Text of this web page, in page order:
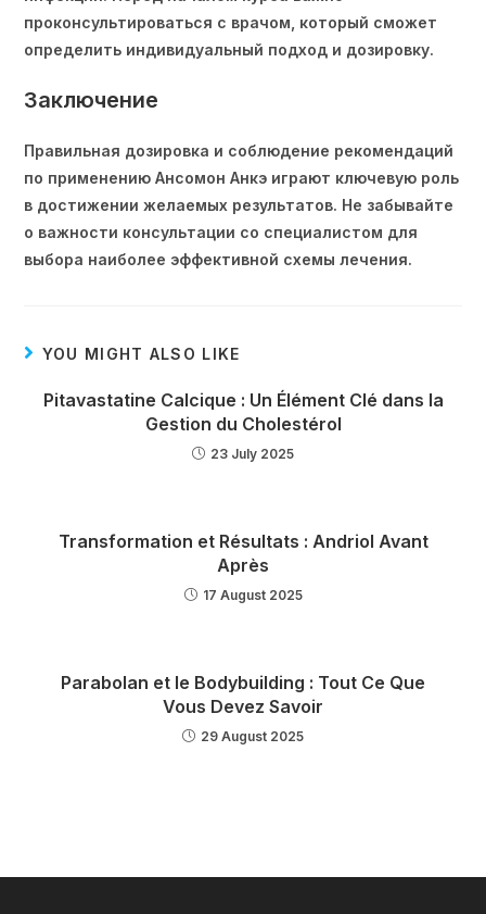
проконсультироваться с врачом, который сможет
определить индивидуальный подход и дозировку.
Заключение
Правильная дозировка и соблюдение рекомендаций
по применению Ансомон Анкэ играют ключевую роль
в достижении желаемых результатов. Не забывайте
о важности консультации со специалистом для
выбора наиболее эффективной схемы лечения.
YOU MIGHT ALSO LIKE
Pitavastatine Calcique : Un Élément Clé dans la
Gestion du Cholestérol
23 July 2025
Transformation et Résultats : Andriol Avant
Après
17 August 2025
Parabolan et le Bodybuilding : Tout Ce Que
Vous Devez Savoir
29 August 2025